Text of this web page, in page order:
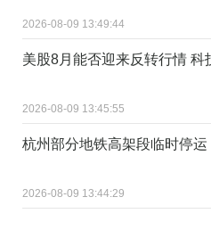
2026-08-09 13:49:44
美股8月能否迎来反转行情 科
2026-08-09 13:45:55
杭州部分地铁高架段临时停
2026-08-09 13:44:29